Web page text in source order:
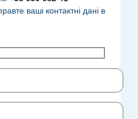
ваші контактні дані в